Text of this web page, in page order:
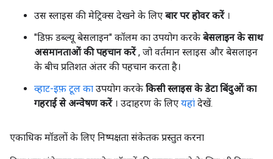
उस स्लाइस की मेट्रिक्स देखने के लिए बार पर होवर करें।
"डिफ़ डब्ल्यू बेसलाइन" कॉलम का उपयोग करके बेसलाइन के साथ
असमानताओं की पहचान करें, जो वर्तमान स्लाइस और बेसलाइन
के बीच प्रतिशत अंतर की पहचान करता है।
व्हाट-इफ़ टूल का उपयोग करके किसी स्लाइस के डेटा बिंदुओं का
गहराई से अन्वेषण करें। उदाहरण के लिए यहां देखें.
एकाधिक मॉडलों के लिए निष्पक्षता संकेतक प्रस्तुत करना